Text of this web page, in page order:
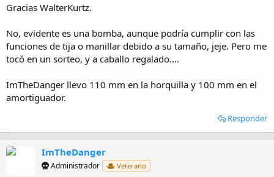
Gracias WalterKurtz.
No, evidente es una bomba, aunque podría cumplir con las
funciones de tija o manillar debido a su tamaño, jeje. Pero me
tocó en un sorteo, y a caballo regalado....
ImTheDanger llevo 110 mm en la horquilla y 100 mm en el
amortiguador.
Responder
ImTheDanger
Administrador Veterano